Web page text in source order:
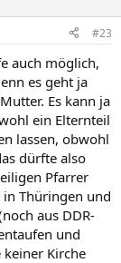
#23
auch möglich,
es geht ja
Es kann ja
ein Elternteil
lassen, obwohl
dürfte also
Pfarrer
Thüringen und
aus DDR-
und
keiner Kirche